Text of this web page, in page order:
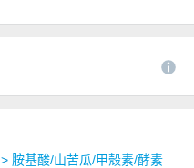
> 胺基酸/山苦瓜/甲殼素/酵素